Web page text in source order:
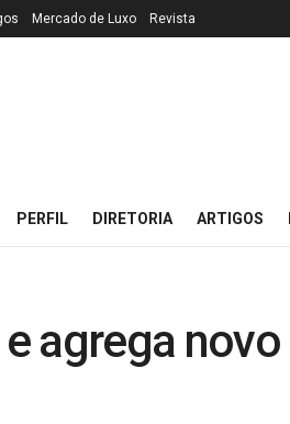
Mercado de Luxo Revista
PERFIL DIRETORIA ARTIGOS
agrega novo